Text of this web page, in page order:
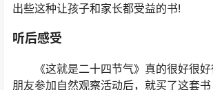
出些这种让孩子和家长都受益的书!
听后感受
《这就是二十四节气》真的很好很好
朋友参加自然观察活动后，就买了这套